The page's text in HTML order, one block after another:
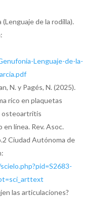
de la rodilla).
Lenguaje-de-la-
N. y Pagés, N. (2025).
rico en plaquetas
osteoartritis
línea. Rev. Asoc.
Ciudad Autónoma de
las articulaciones?